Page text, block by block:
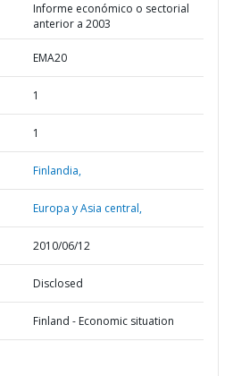
Informe económico o sectorial
anterior a 2003
EMA20
1
1
Finlandia,
Europa y Asia central,
2010/06/12
Disclosed
Finland - Economic situation